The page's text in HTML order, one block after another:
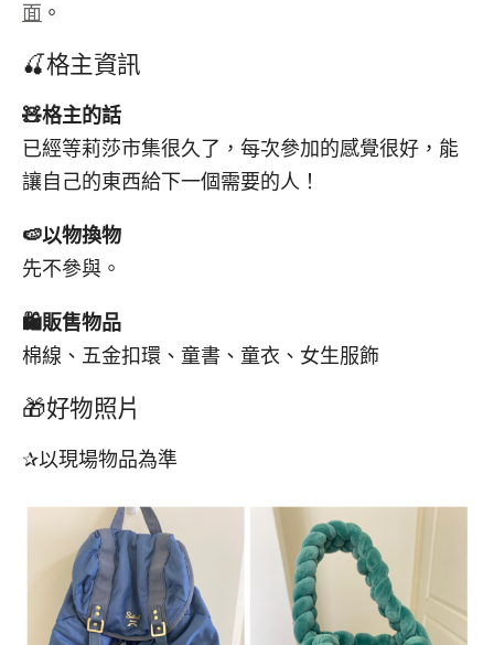
面 。
🍒格主資訊
🧸格主的話
已經等莉莎市集很久了，每次參加的感覺很好，能
讓自己的東西給下一個需要的人！
🍉以物換物
先不參與。
🛍️販售物品
棉線、五金扣環、童書、童衣、女生服飾
🎁好物照片
✰以現場物品為準